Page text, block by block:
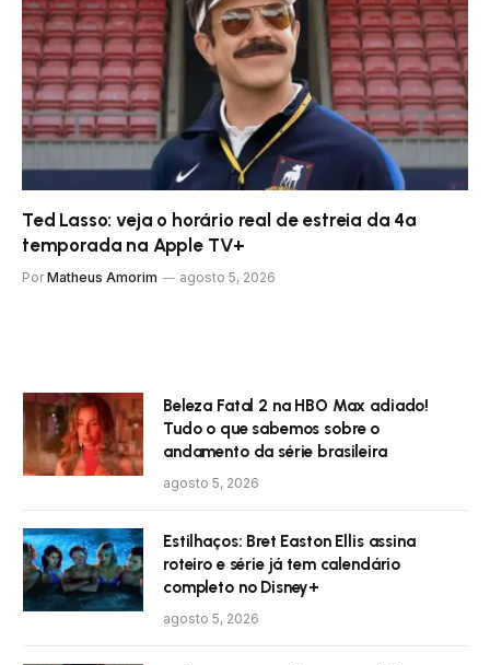
Ted Lasso: veja o horário real de estreia da 4ª
temporada na Apple TV+
Por Matheus Amorim agosto 5, 2026
Beleza Fatal 2 na HBO Max adiado!
Tudo o que sabemos sobre o
andamento da série brasileira
agosto 5, 2026
Estilhaços: Bret Easton Ellis assina
roteiro e série já tem calendário
completo no Disney+
agosto 5, 2026